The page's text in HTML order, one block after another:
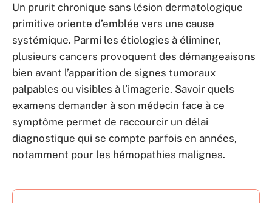
Un prurit chronique sans lésion dermatologique
primitive oriente d’emblée vers une cause
systémique. Parmi les étiologies à éliminer,
plusieurs cancers provoquent des démangeaisons
bien avant l’apparition de signes tumoraux
palpables ou visibles à l’imagerie. Savoir quels
examens demander à son médecin face à ce
symptôme permet de raccourcir un délai
diagnostique qui se compte parfois en années,
notamment pour les hémopathies malignes.